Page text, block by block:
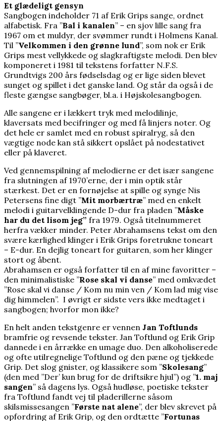
Et glædeligt gensyn
Sangbogen indeholder 71 af Erik Grips sange, ordnet
alfabetisk. Fra ”Bal i kanalen” – en sjov lille sang fra
1967 om et muldyr, der svømmer rundt i Holmens Kanal.
Til ”Velkommen i den grønne lund”, som nok er Erik
Grips mest vellykkede og slagkraftigste melodi. Den blev
komponeret i 1981 til tekstens forfatter N.F.S.
Grundtvigs 200 års fødselsdag og er lige siden blevet
sunget og spillet i det ganske land. Og står da også i de
fleste gængse sangbøger, bl.a. i Højskolesangbogen.
Alle sangene er i lækkert tryk med melodilinje,
klaversats med becifringer og med få linjers noter. Og
det hele er samlet med en robust spiralryg, så den
vægtige node kan stå sikkert opslået på nodestativet
eller på klaveret.
Ved gennemspilning af melodierne er det især sangene
fra slutningen af 1970’erne, der i min optik står
stærkest. Det er en fornøjelse at spille og synge Nis
Petersens fine digt ”Mit morbærtræ” med en enkelt
melodi i guitarvelklingende D-dur fra pladen ”Måske
har du det lisom jeg” fra 1979. Også titelnummeret
herfra vækker minder. Peter Abrahamsens tekst om den
svære kærlighed klinger i Erik Grips foretrukne toneart
– E-dur. En dejlig toneart for guitaren, som her klinger
stort og åbent.
Abrahamsen er også forfatter til en af mine favoritter –
den minimalistiske ”Rose skal vi danse” med omkvædet
”Rose skal vi danse / Kom nu min ven / Kom lad mig vise
dig himmelen”. I øvrigt er sidste vers ikke medtaget i
sangbogen; hvorfor mon ikke?
En helt anden tekstgenre er vennen Jan Toftlunds
bramfrie og revsende tekster. Jan Toftlund og Erik Grip
dannede i en årrække en umage duo. Den alkoholiserede
og ofte utilregnelige Toftlund og den pæne og tjekkede
Grip. Det slog gnister, og klassikere som ”Skolesang”
(den med ”Der’ kun brug for de driftsikre hjul”) og ”1. maj
sangen” så dagens lys. Også hudløse, poetiske tekster
fra Toftlund fandt vej til pladerillerne såsom
skilsmissesangen ”Første nat alene”, der blev skrevet på
opfordring af Erik Grip, og den ordtætte ”Fortunas